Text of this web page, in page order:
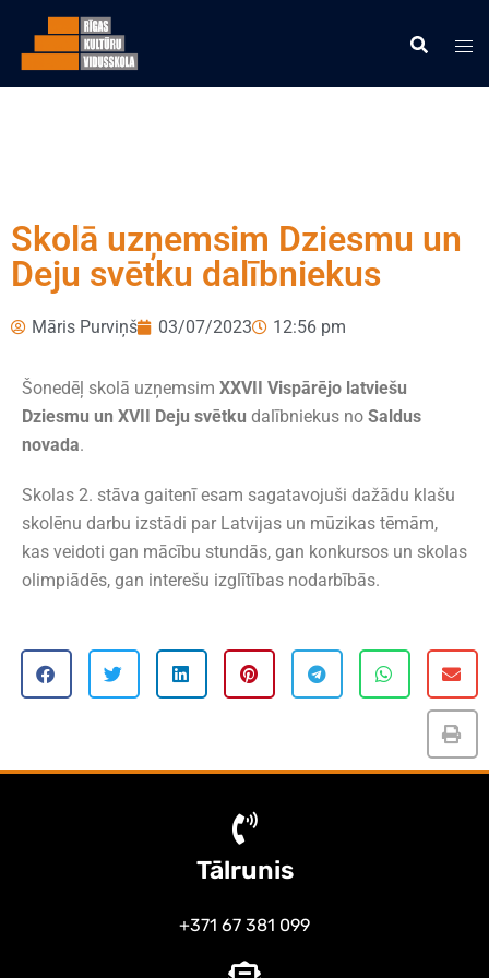
Skolā uzņemsim Dziesmu un
Deju svētku dalībniekus
Māris Purviņš 03/07/2023 12:56 pm
Šonedēļ skolā uzņemsim XXVII Vispārējo latviešu
Dziesmu un XVII Deju svētku dalībniekus no Saldus
novada.
Skolas 2. stāva gaitenī esam sagatavojuši dažādu klašu
skolēnu darbu izstādi par Latvijas un mūzikas tēmām,
kas veidoti gan mācību stundās, gan konkursos un skolas
olimpiādēs, gan interešu izglītības nodarbībās.
Tālrunis
+371 67 381 099